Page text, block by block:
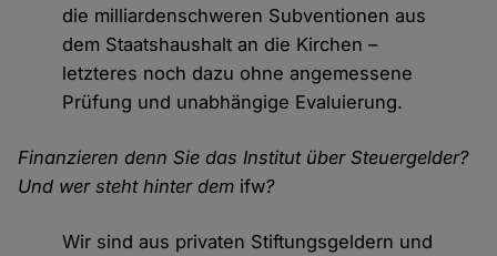
die milliardenschweren Subventionen aus
dem Staatshaushalt an die Kirchen –
letzteres noch dazu ohne angemessene
Prüfung und unabhängige Evaluierung.
Finanzieren denn Sie das Institut über Steuergelder?
Und wer steht hinter dem ifw?
Wir sind aus privaten Stiftungsgeldern und